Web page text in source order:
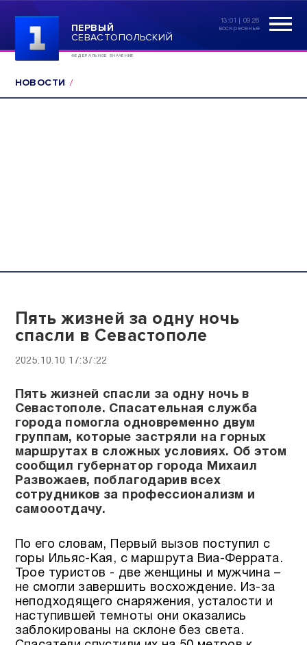
ПЕРВЫЙ
СЕВАСТОПОЛЬСКИЙ
ФЕДЕРАЛЬНОЕ ЗНАЧЕНИЕ
13:01 | 09.26
воскресенье
НОВОСТИ
Пять жизней за одну ночь
спасли в Севастополе
2025.10.10 17:37:22
Пять жизней спасли за одну ночь в
Севастополе. Спасательная служба
города помогла одновременно двум
группам, которые застряли на горных
маршрутах в сложных условиях. Об этом
сообщил губернатор города Михаил
Развожаев, поблагодарив всех
сотрудников за профессионализм и
самооотдачу.
По его словам, Первый вызов поступил с
горы Ильяс-Кая, с маршрута Виа-Феррата.
Трое туристов - две женщины и мужчина –
не смогли завершить восхождение. Из-за
неподходящего снаряжения, усталости и
наступившей темноты они оказались
заблокированы на склоне без света.